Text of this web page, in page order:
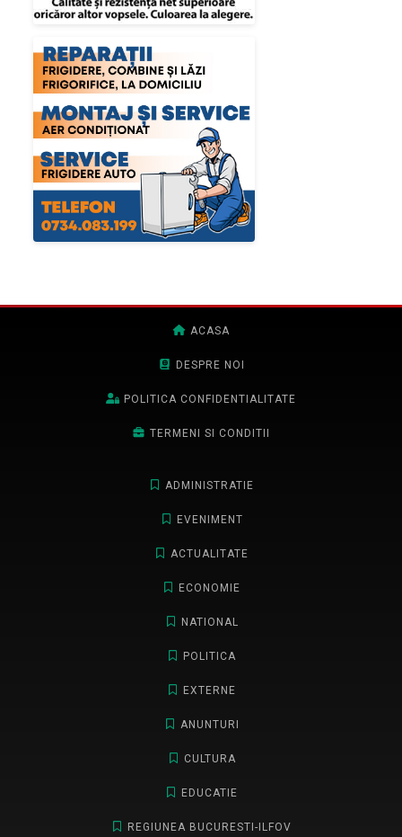
ACASA
DESPRE NOI
POLITICA CONFIDENTIALITATE
TERMENI SI CONDITII
ADMINISTRATIE
EVENIMENT
ACTUALITATE
ECONOMIE
NATIONAL
POLITICA
EXTERNE
ANUNTURI
CULTURA
EDUCATIE
REGIUNEA BUCURESTI-ILFOV